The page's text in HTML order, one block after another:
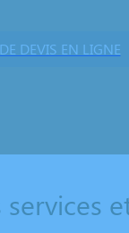
DEVIS EN LIGNE
services